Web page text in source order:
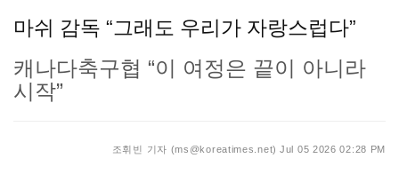
마쉬 감독 “그래도 우리가 자랑스럽다”
캐나다축구협 “이 여정은 끝이 아니라
시작”
조휘빈 기자 (ms@koreatimes.net) Jul 05 2026 02:28 PM